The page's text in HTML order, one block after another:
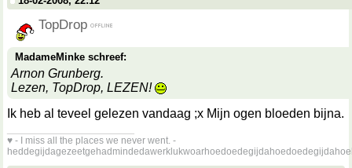
TopDrop
MadameMinke schreef:
Arnon Grunberg.
Lezen, TopDrop, LEZEN!
Ik heb al teveel gelezen vandaag ;x Mijn ogen bloeden bijna.
♥ - I miss all the places we never went. -